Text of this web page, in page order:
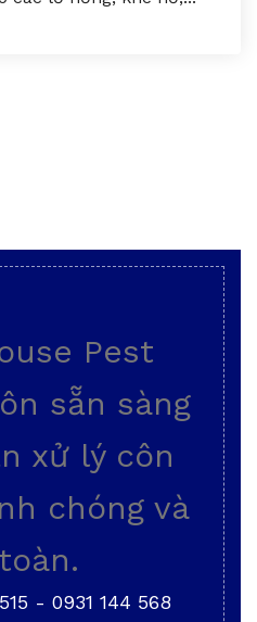
Pest
sẵn sàng
xử lý côn
chóng và
- 0931 144 568